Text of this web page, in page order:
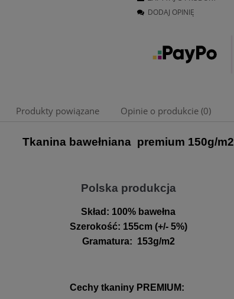
DODAJ OPINIĘ
Cena nie zawiera ewentualnych kosztów
Produkty powiązane Opinie o produkcie (0)
Tkanina bawełniana premium 150g/m2
Polska produkcja
Skład: 100% bawełna
Szerokość: 155cm (+/- 5%)
Gramatura: 153g/m2
Cechy tkaniny PREMIUM: